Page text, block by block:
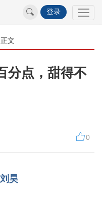
登录
文
分点，甜得不
0
昊